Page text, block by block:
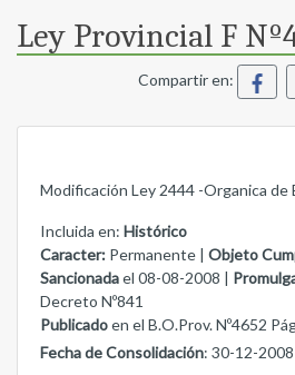
Ley Provincial F
Compartir en:
Modificación Ley 2444 -Organica de
Incluida en: Histórico
Caracter: Permanente | Objeto
Sancionadael 08-08-2008 |
Decreto Nº841
Publicadoen el B.O.Prov. Nº4652
Fecha de Consolidación: 30-12-2008